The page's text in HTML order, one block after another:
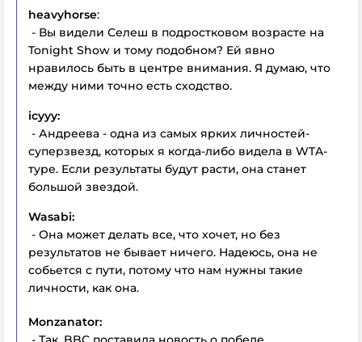
heavyhorse:
- Вы видели Селеш в подростковом возрасте на
Tonight Show и тому подобном? Ей явно
нравилось быть в центре внимания. Я думаю, что
между ними точно есть сходство.
icyyy:
- Андреева - одна из самых ярких личностей-
суперзвезд, которых я когда-либо видела в WTA-
туре. Если результаты будут расти, она станет
большой звездой.
Wasabi:
- Она может делать все, что хочет, но без
результатов не бывает ничего. Надеюсь, она не
собьется с пути, потому что нам нужны такие
личности, как она.
Monzanator: